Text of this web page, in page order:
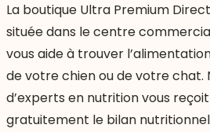
La boutique Ultra Premium
située dans le centre
vous aide à trouver
de votre chien ou de votre chat.
d’experts en nutrition vous
gratuitement le bilan